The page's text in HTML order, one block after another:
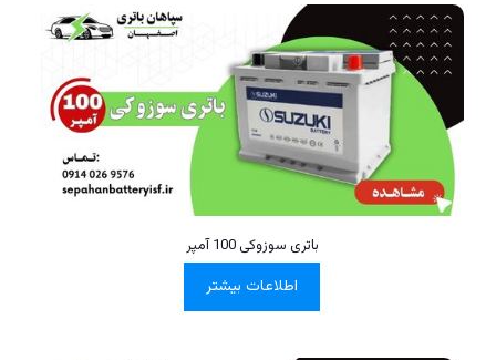
باتری سوزوکی 100 آمپر
اطلاعات بیشتر